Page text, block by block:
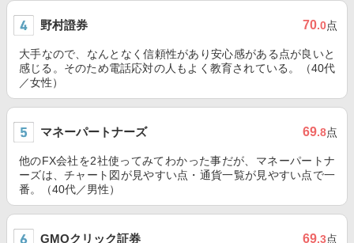
野村證券 70.0点
大手なので、なんとなく信頼性があり安心感がある点が良いと
感じる。そのため電話応対の人もよく教育されている。（40代
／女性）
マネーパートナーズ 69.8点
他のFX会社を2社使ってみてわかった事だが、マネーパートナ
ーズは、チャート図が見やすい点・通貨一覧が見やすい点で一
番。（40代／男性）
GMOクリック証券 69.3点